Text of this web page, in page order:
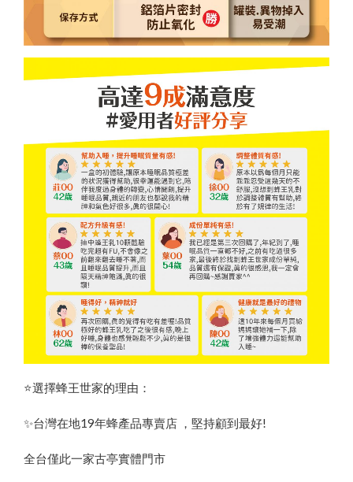
⭐️選擇蜂王世家的理由：
✨台灣在地19年蜂產品專賣店 ，堅持顧到最好!
全台僅此一家古亭實體門市